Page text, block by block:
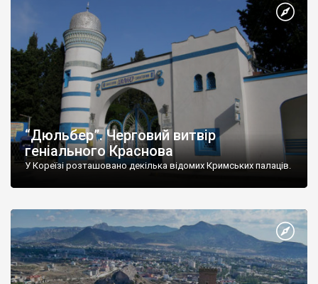
“Дюльбер”. Черговий витвір
геніального Краснова
У Кореїзі розташовано декілька відомих Кримських палаців.